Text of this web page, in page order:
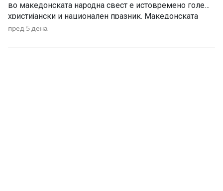
во македонската народна свест е истовремено голем
христијански и национален празник. Македонската
православна црква – Охридска архиепископија на 2
празнува Светиот пророк Илија – Илинден. Свети
пред 5 дена